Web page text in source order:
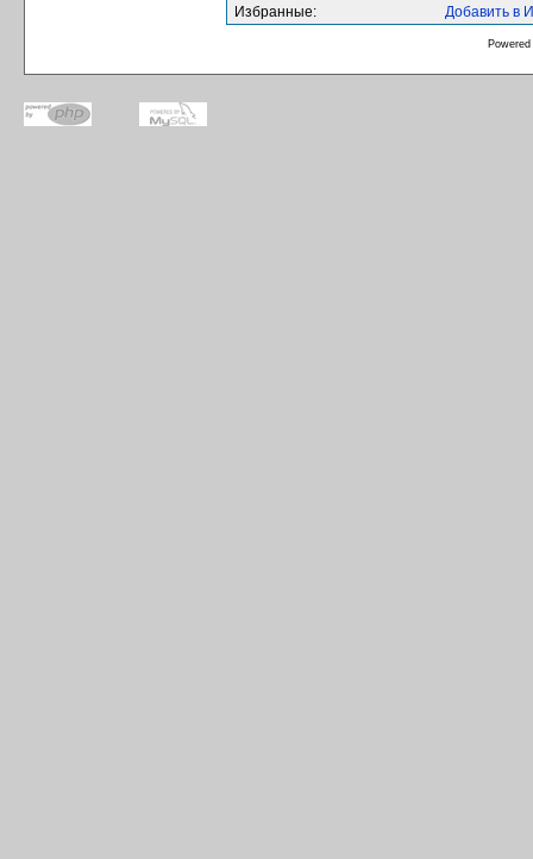
Избранные:
Добавить в